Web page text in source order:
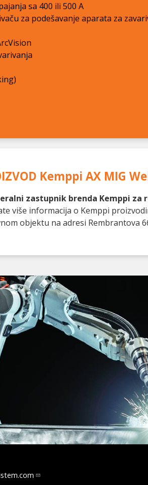
sa 400 ili 500 A
za podešavanje aparata za
Kemppi AX MIG
zastupnik brenda Kemppi za
više informacija o Kemppi
objektu na adresi Rembrantova